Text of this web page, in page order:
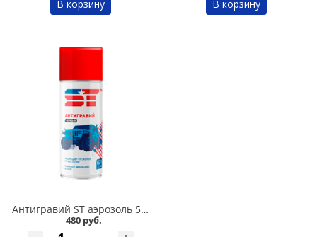
В корзину В корзину
Антигравий ST аэрозоль 520 мл в Омске
480 руб.